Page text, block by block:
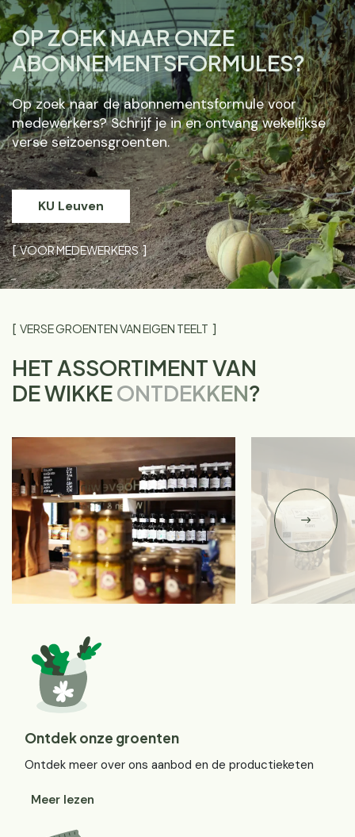
OP ZOEK NAAR ONZE
ABONNEMENTSFORMULES?
Op zoek naar de abonnementsformule voor
medewerkers? Schrijf je in en ontvang wekelijkse
verse seizoensgroenten.
KU Leuven
VOOR MEDEWERKERS
VERSE GROENTEN VAN EIGEN TEELT
HET ASSORTIMENT VAN
DE WIKKEONTDEKKEN?
Ontdek onze groenten
Ontdek meer over ons aanbod en de productieketen
Meer lezen